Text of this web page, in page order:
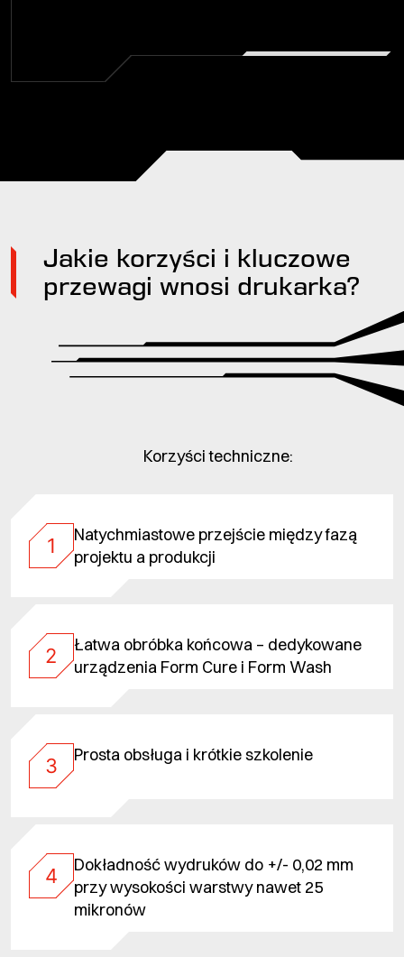
Jakie korzyści i kluczowe
przewagi wnosi drukarka?
Korzyści techniczne:
1
Natychmiastowe przejście między fazą
projektu a produkcji
2
Łatwa obróbka końcowa – dedykowane
urządzenia Form Cure i Form Wash
3 Prosta obsługa i krótkie szkolenie
4
Dokładność wydruków do +/- 0,02 mm
przy wysokości warstwy nawet 25
mikronów